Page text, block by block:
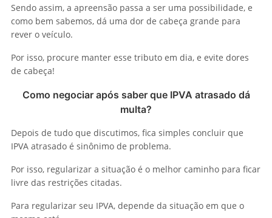
Sendo assim, a apreensão passa a ser uma possibilidade, e
como bem sabemos, dá uma dor de cabeça grande para
rever o veículo.
Por isso, procure manter esse tributo em dia, e evite dores
de cabeça!
Como negociar após saber que IPVA atrasado dá
multa?
Depois de tudo que discutimos, fica simples concluir que
IPVA atrasado é sinônimo de problema.
Por isso, regularizar a situação é o melhor caminho para ficar
livre das restrições citadas.
Para regularizar seu IPVA, depende da situação em que o